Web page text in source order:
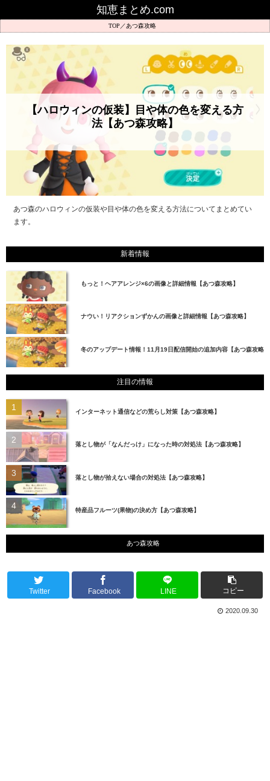
知恵まとめ.com
あつ森攻略
【ハロウィンの仮装】目や体の色を変える方
法【あつ森攻略】
あつ森のハロウィンの仮装や目や体の色を変える方法についてまとめてい
ます。
新着情報
もっと！ヘアアレンジ×6の画像と詳細情報【あつ森攻略】
ナウい！リアクションずかんの画像と詳細情報【あつ森攻略】
冬のアップデート情報！11月19日配信開始の追加内容【あつ森攻略】
注目の情報
インターネット通信などの荒らし対策【あつ森攻略】
落とし物が「なんだっけ」になった時の対処法【あつ森攻略】
落とし物が拾えない場合の対処法【あつ森攻略】
特産品フルーツ(果物)の決め方【あつ森攻略】
あつ森攻略
Twitter Facebook LINE コピー
2020.09.30